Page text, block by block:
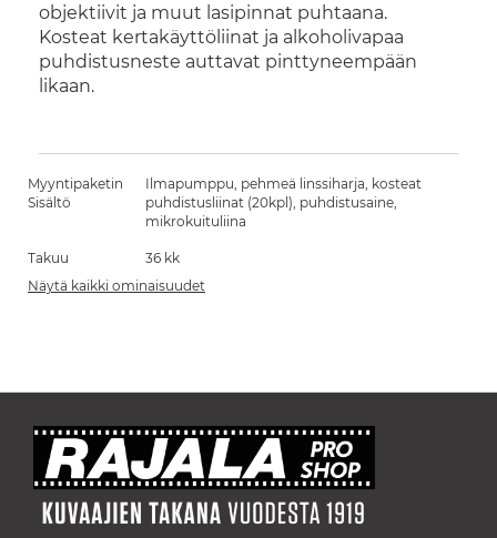
objektiivit ja muut lasipinnat puhtaana.
Kosteat kertakäyttöliinat ja alkoholivapaa
puhdistusneste auttavat pinttyneempään
likaan.
Myyntipaketin
Sisältö
Ilmapumppu, pehmeä linssiharja, kosteat
puhdistusliinat (20kpl), puhdistusaine,
mikrokuituliina
Takuu
36 kk
Näytä kaikki ominaisuudet